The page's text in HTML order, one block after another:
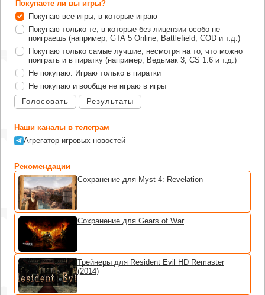
Покупаете ли вы игры?
Покупаю все игры, в которые играю
Покупаю только те, в которые без лицензии особо не
поиграешь (например, GTA 5 Online, Battlefield, COD и т.д.)
Покупаю только самые лучшие, несмотря на то, что можно
поиграть и в пиратку (например, Ведьмак 3, CS 1.6 и т.д.)
Не покупаю. Играю только в пиратки
Не покупаю и вообще не играю в игры
Голосовать
Результаты
Наши каналы в телеграм
Агрегатор игровых новостей
Рекомендации
Сохранение для Myst 4: Revelation
Сохранение для Gears of War
Трейнеры для Resident Evil HD Remaster
(2014)